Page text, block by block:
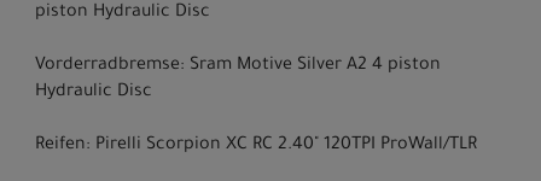
piston Hydraulic Disc
Vorderradbremse: Sram Motive Silver A2 4 piston
Hydraulic Disc
Reifen: Pirelli Scorpion XC RC 2.40" 120TPI ProWall/TLR